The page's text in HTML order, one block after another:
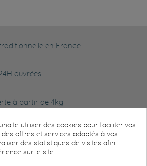
en France
ouvrées
à partir de 4kg
Trustpilot
utiliser des cookies pour faciliter vos
offres et services adaptés à vos
des statistiques de visites afin
sur le site.